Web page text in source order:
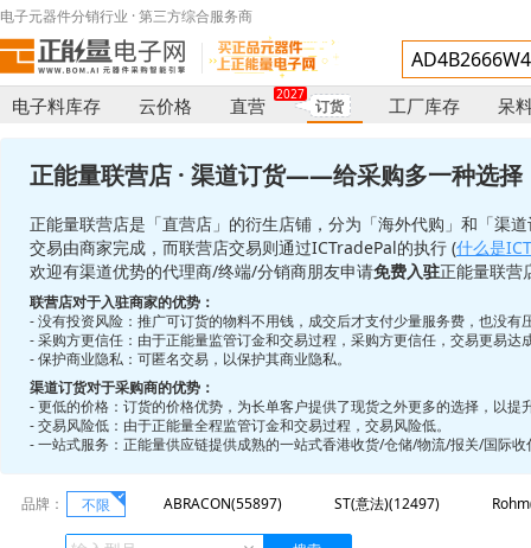
电子元器件分销行业 · 第三方综合服务商
电子料库存 云价格
直营
2027
订货 工厂库存 呆
正能量联营店 · 渠道订货——给采购多一种选择
正能量联营店是「直营店」的衍生店铺，分为「海外代购」和「渠
交易由商家完成，而联营店交易则通过ICTradePal的执行 (什么是
欢迎有渠道优势的代理商/终端/分销商朋友申请免费入驻正能量联营
联营店对于入驻商家的优势：
- 没有投资风险：推广可订货的物料不用钱，成交后才支付少量服务费，也没有
- 采购方更信任：由于正能量监管订金和交易过程，采购方更信任，交易更易达
- 保护商业隐私：可匿名交易，以保护其商业隐私。
渠道订货对于采购商的优势：
- 更低的价格：订货的价格优势，为长单客户提供了现货之外更多的选择，以提
- 交易风险低：由于正能量全程监管订金和交易过程，交易风险低。
- 一站式服务：正能量供应链提供成熟的一站式香港收货/仓储/物流/报关/国际
品牌： 不限 ABRACON(55897) ST(意法)(12497)
Ecliptek(507)
TOSHIBA(东芝)(400)